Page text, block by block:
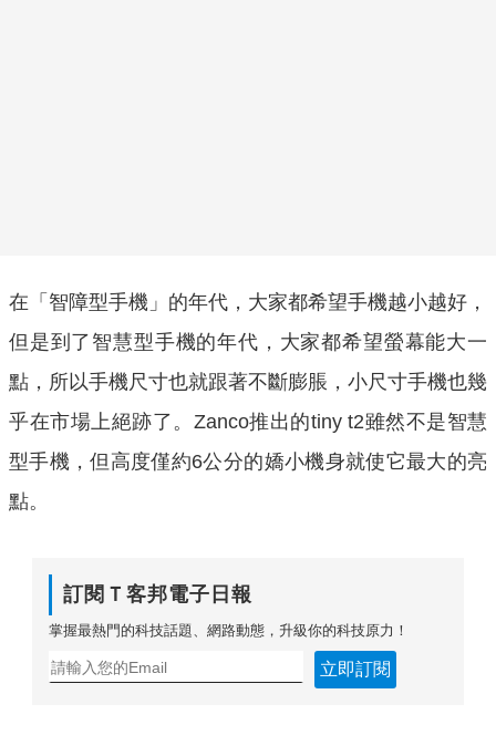
在「智障型手機」的年代，大家都希望手機越小越好，
但是到了智慧型手機的年代，大家都希望螢幕能大一
點，所以手機尺寸也就跟著不斷膨脹，小尺寸手機也幾
乎在市場上絕跡了。Zanco推出的tiny t2雖然不是智慧
型手機，但高度僅約6公分的嬌小機身就使它最大的亮
點。
訂閱Ｔ客邦電子日報
掌握最熱門的科技話題、網路動態，升級你的科技原力！
立即訂閱